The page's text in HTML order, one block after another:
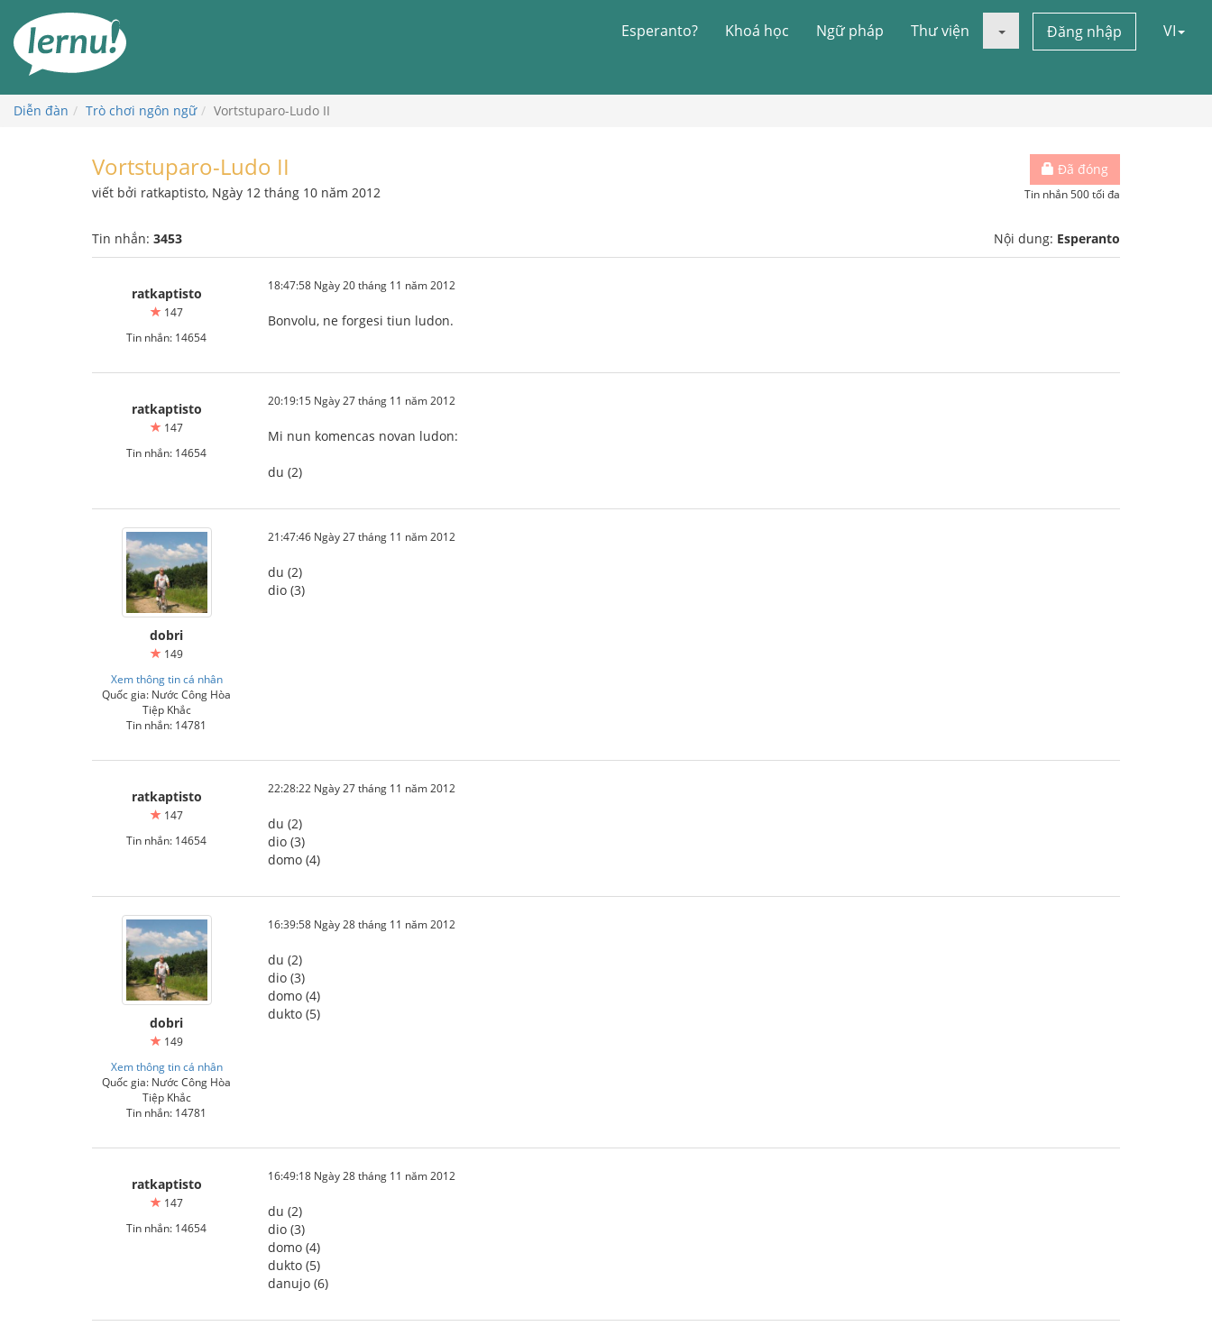
đến
phần
dung
Esperanto? Khoá học Ngữ pháp Thư viện Đăng nhập VI
Diễn đàn Trò chơi ngôn ngữ Vortstuparo-Ludo II
Đã đóng
Tin nhắn 500 tối đa
Vortstuparo-Ludo II
viết bởi ratkaptisto, Ngày 12 tháng 10 năm 2012
Tin nhắn: 3453 Nội dung: Esperanto
ratkaptisto
147
Tin nhắn: 14654
18:47:58 Ngày 20 tháng 11 năm 2012
Bonvolu, ne forgesi tiun ludon.
ratkaptisto
147
Tin nhắn: 14654
20:19:15 Ngày 27 tháng 11 năm 2012
Mi nun komencas novan ludon:
du (2)
dobri
149
Xem thông tin cá nhân
Quốc gia: Nước Công Hòa
Tiệp Khắc
Tin nhắn: 14781
21:47:46 Ngày 27 tháng 11 năm 2012
du (2)
dio (3)
ratkaptisto
147
Tin nhắn: 14654
22:28:22 Ngày 27 tháng 11 năm 2012
du (2)
dio (3)
domo (4)
dobri
149
Xem thông tin cá nhân
Quốc gia: Nước Công Hòa
Tiệp Khắc
Tin nhắn: 14781
16:39:58 Ngày 28 tháng 11 năm 2012
du (2)
dio (3)
domo (4)
dukto (5)
ratkaptisto
147
Tin nhắn: 14654
16:49:18 Ngày 28 tháng 11 năm 2012
du (2)
dio (3)
domo (4)
dukto (5)
danujo (6)